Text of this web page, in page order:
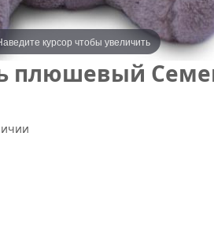
курсор чтобы увеличить
плюшевый